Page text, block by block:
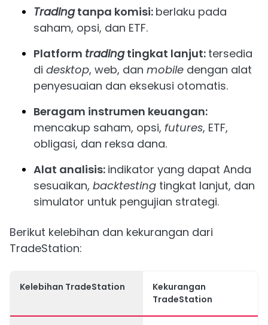
Tradingtanpa komisi: berlaku pada
saham, opsi, dan ETF.
Platform tradingtingkat lanjut: tersedia
di desktop, web, dan mobile dengan alat
penyesuaian dan eksekusi otomatis.
Beragam instrumen keuangan:
mencakup saham, opsi, futures, ETF,
obligasi, dan reksa dana.
Alat analisis: indikator yang dapat Anda
sesuaikan, backtesting tingkat lanjut, dan
simulator untuk pengujian strategi.
Berikut kelebihan dan kekurangan dari
TradeStation:
Kelebihan TradeStation
Kekurangan
TradeStation